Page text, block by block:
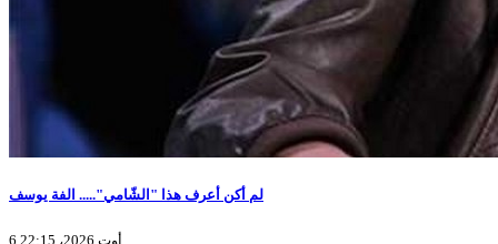
لم أكن أعرف هذا "الشّامي"..... الفة يوسف
6 أوت 2026، 22:15